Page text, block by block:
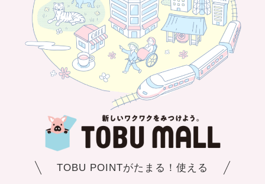
TOBU POINTがたまる！使える